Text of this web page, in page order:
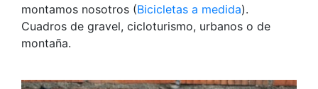
montamos nosotros (Bicicletas a medida).
Cuadros de gravel, cicloturismo, urbanos o de
montaña.